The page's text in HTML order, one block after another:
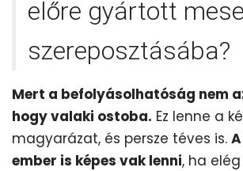
előre gyártott mese
szereposztásába?
Mert a befolyásolhatóság nem
hogy valaki ostoba. Ez lenne a
magyarázat, és persze téves is.
ember is képes vak lenni, ha